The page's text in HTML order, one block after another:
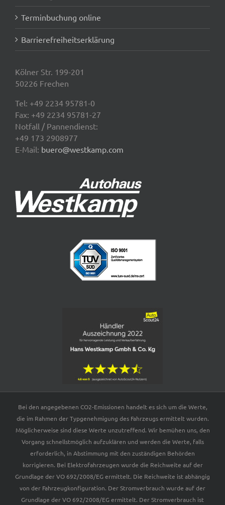
Terminbuchung online
Barrierefreiheitserklärung
Kölner Str. 199-201
50226 Frechen
Tel: +49 2234 95781-0
Fax: +49 2234 95781-27
Notfall / Pannendienst:
+49 173 2908977
E-Mail: buero@westkamp.com
Bei den angegebenen CO2-Emissionen handelt es sich um die Werte,
die im Rahmen der Typgenehmigung des Fahrzeugs ermittelt wurden.
Möglicherweise sind diese Werte unzutreffend. Wir bemühen uns, den
Vorgang schnellstmöglich aufzuklären und werden die Werte, falls
erforderlich, in Abstimmung mit den zuständigen Behörden
korrigieren. Bei Elektrofahrzeugen wurde die Reichweite auf der
Grundlage der VO 692/2008/EG ermittelt. Die Reichweite ist abhängig
von der Fahrzeugkonfiguration. Der Stromverbrauch wurde auf der
Grundlage der VO 692/2008/EG ermittelt. Der Stromverbrauch ist